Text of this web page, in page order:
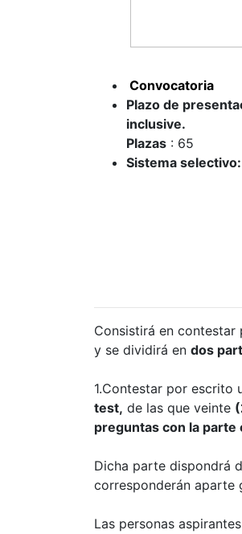
Convocatoria
Plazo de
inclusive.
Plazas : 65
Sistema selectivo:
Consistirá en contestar
y se dividirá en dos
1.Contestar por escrito
test, de las que veinte
preguntas con la parte
Dicha parte dispondrá
corresponderán aparte
Las personas